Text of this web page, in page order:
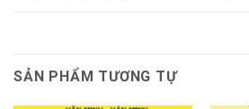
SẢN PHẨM TƯƠNG TỰ